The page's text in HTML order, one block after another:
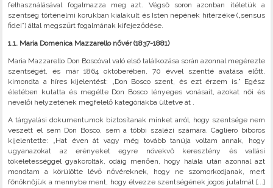
felhasználásával fogalmazza meg azt. Végső soron azonban ítéletük a
szentség történelmi korukban kialakult és Isten népének hitérzéke („sensus
fidei”) által megszűrt fogalmának kifejeződése.
1.1. Maria Domenica Mazzarello nővér (1837-1881)
Maria Mazzarello Don Boscóval való első találkozása során azonnal megérezte
szentségét, és már 1864 októberében, 70 évvel szentté avatása előtt,
kimondta a híres kijelentést: „Don Bosco szent, és ezt érzem is.” Egész
életében kutatta és megélte Don Bosco lényeges vonásait, azokat női és
nevelői helyzetének megfelelő kategóriákba ültetve át .
A tárgyalási dokumentumok biztosítanak minket arról, hogy szentsége nem
veszett el sem Don Bosco, sem a többi szalézi számára. Cagliero bíboros
kijelentette: „Hat éven át vagy még tovább tanúja voltam annak, hogy
ugyanazokat az erényeket egyre növekvő keresztény és vallási
tökéletességgel gyakorolták, odáig menően, hogy halála után azonnal azt
mondtam a körülötte lévő nővéreknek, hogy ne szomorkodjanak, mert
főnöknőjük a mennybe ment, hogy élvezze szentségének jogos jutalmát [...]